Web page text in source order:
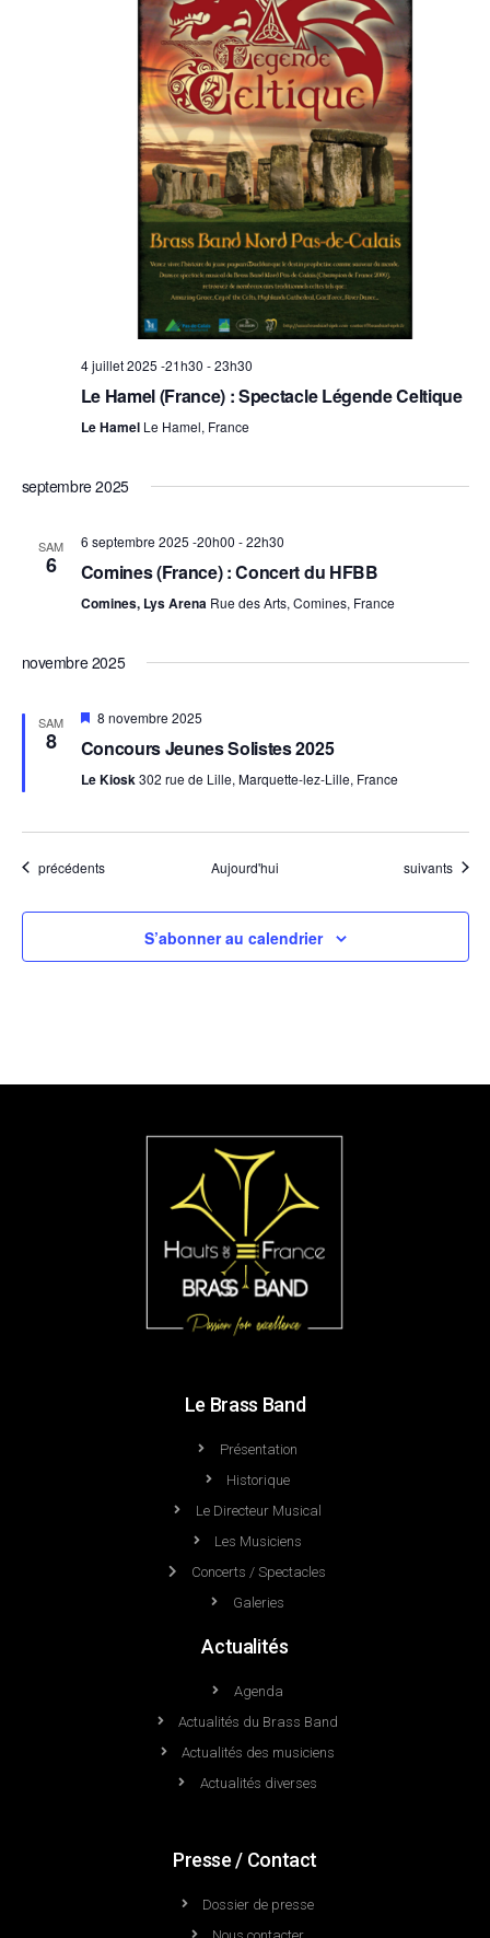
4 juillet 2025 -21h30 -23h30
Le Hamel (France) : Spectacle Légende Celtique
Le Hamel Le Hamel, France
septembre 2025
SAM
6
6 septembre 2025 -20h00 -22h30
Comines (France) : Concert du HFBB
Comines, Lys Arena Rue des Arts, Comines, France
novembre 2025
SAM
8
Mis
avant
8 novembre 2025
Concours Jeunes Solistes 2025
Le Kiosk 302 rue de Lille, Marquette-lez-Lille, France
Évènements
précédents Aujourd'hui Évènements
suivants
S’abonner au calendrier
Le Brass Band
Présentation
Historique
Le Directeur Musical
Les Musiciens
Concerts / Spectacles
Galeries
Actualités
Agenda
Actualités du Brass Band
Actualités des musiciens
Actualités diverses
Presse / Contact
Dossier de presse